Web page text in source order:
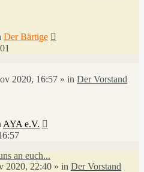
Der Bärtige
2020, 16:57 » in Der Vorstand
AYA e.V.
an euch...
2020, 22:40 » in Der Vorstand